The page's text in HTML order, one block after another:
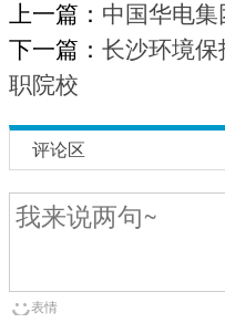
上一篇： 中国华电
下一篇： 长沙环境
职院校
评论区
表情